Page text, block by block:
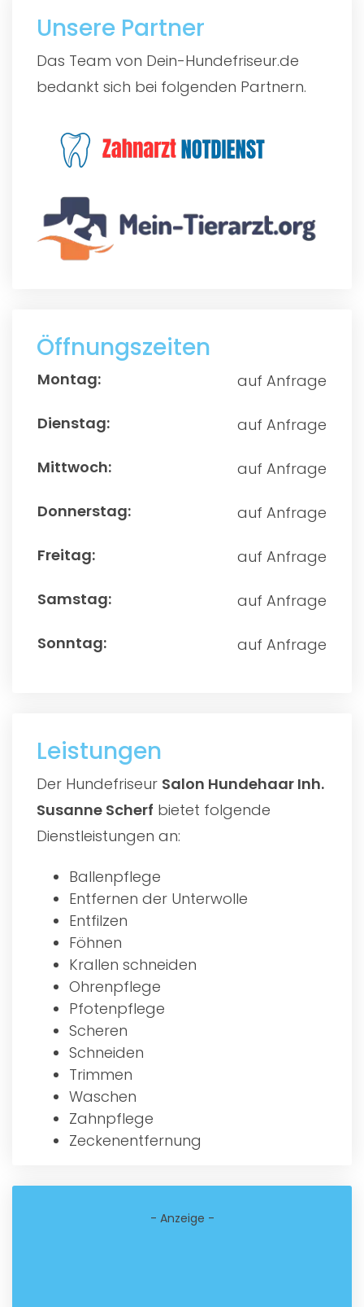
Unsere Partner
Das Team von Dein-Hundefriseur.de
bedankt sich bei folgenden Partnern.
Öffnungszeiten
auf Anfrage
auf Anfrage
auf Anfrage
auf Anfrage
auf Anfrage
auf Anfrage
auf Anfrage
Leistungen
Der Hundefriseur Salon Hundehaar Inh.
Susanne Scherf bietet folgende
Dienstleistungen an:
Ballenpflege
Entfernen der Unterwolle
Entfilzen
Föhnen
Krallen schneiden
Ohrenpflege
Pfotenpflege
Scheren
Schneiden
Trimmen
Waschen
Zahnpflege
Zeckenentfernung
- Anzeige -